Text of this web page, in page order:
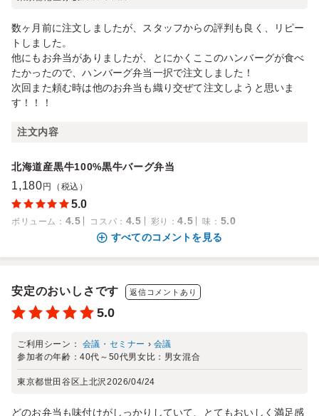
数ヶ月前に注文しましたが、スタッフからの評判も良く、リピー
トしました。
他にもお弁当がありましたが、とにかくここのハンバーグが食べ
たかったので、ハンバーグ弁当一択で注文しました！
次回また頼む時は他のお弁当も織り交ぜて注文しようと思いま
す！！！
注文内容
北海道産黒牛100%黒牛バーグ弁当
1,180 円（税込）
5.0
ボリューム ： 4.5 コスパ ： 4.5 彩り ：4.5 味 ： 5.0
すべてのコメントを見る
安定のおいしさです 返信コメントあり
5.0
ご利用シーン： 会議・セミナー › 会議
参加者の年齢：40代～50代男女比： 男女混合
東京都世田谷区上北沢2026/04/24
どのお弁当も味付けがしっかりしていて、とてもおいしく満足感